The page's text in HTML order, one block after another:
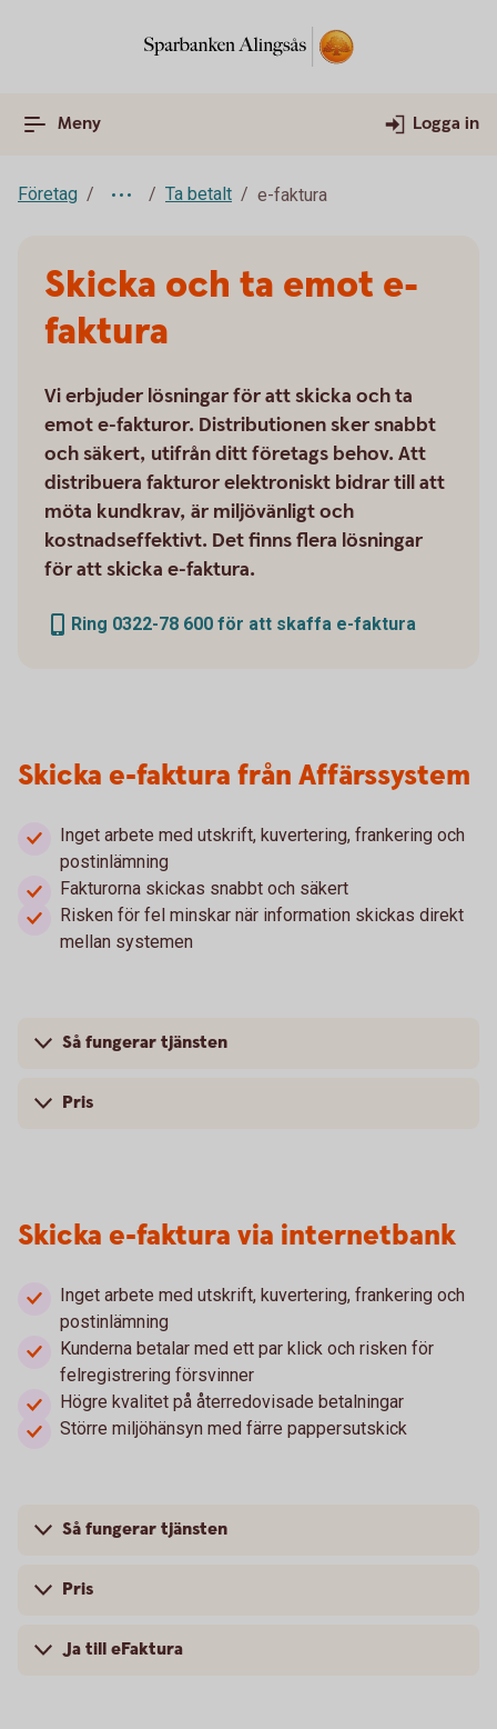
Meny Logga in
Företag Ta betalt e-faktura
Skicka och ta emot e-
faktura
Vi erbjuder lösningar för att skicka och ta
emot e-fakturor. Distributionen sker snabbt
och säkert, utifrån ditt företags behov. Att
distribuera fakturor elektroniskt bidrar till att
möta kundkrav, är miljövänligt och
kostnadseffektivt. Det finns flera lösningar
för att skicka e-faktura.
Ring 0322-78 600 för att skaffa e-faktura
Skicka e-faktura från Affärssystem
Inget arbete med utskrift, kuvertering, frankering och
postinlämning
Fakturorna skickas snabbt och säkert
Risken för fel minskar när information skickas direkt
mellan systemen
Så fungerar tjänsten
Pris
Skicka e-faktura via internetbank
Inget arbete med utskrift, kuvertering, frankering och
postinlämning
Kunderna betalar med ett par klick och risken för
felregistrering försvinner
Högre kvalitet på återredovisade betalningar
Större miljöhänsyn med färre pappersutskick
Så fungerar tjänsten
Pris
Ja till eFaktura